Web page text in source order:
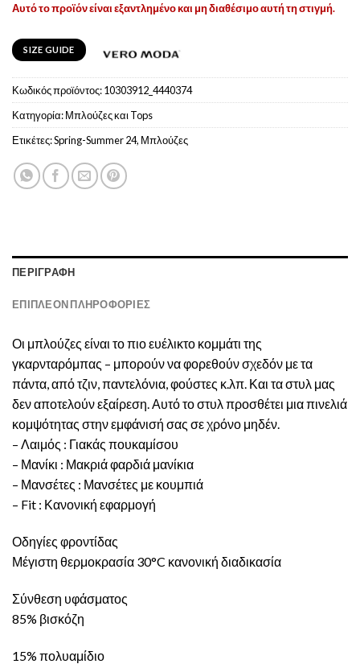
Αυτό το προϊόν είναι εξαντλημένο και μη διαθέσιμο αυτή τη στιγμή.
SIZE GUIDE
Κωδικός προϊόντος:10303912_4440374
Κατηγορία:Μπλούζες και Tops
Ετικέτες:Spring-Summer 24, Μπλούζες
ΠΕΡΙΓΡΑΦΉ
ΕΠΙΠΛΈΟΝ ΠΛΗΡΟΦΟΡΊΕΣ
Οι μπλούζες είναι το πιο ευέλικτο κομμάτι της
γκαρνταρόμπας – μπορούν να φορεθούν σχεδόν με τα
πάντα, από τζιν, παντελόνια, φούστες κ.λπ. Και τα στυλ μας
δεν αποτελούν εξαίρεση. Αυτό το στυλ προσθέτει μια πινελιά
κομψότητας στην εμφάνισή σας σε χρόνο μηδέν.
– Λαιμός : Γιακάς πουκαμίσου
– Μανίκι : Μακριά φαρδιά μανίκια
– Μανσέτες : Μανσέτες με κουμπιά
– Fit : Κανονική εφαρμογή
Οδηγίες φροντίδας
Μέγιστη θερμοκρασία 30°C κανονική διαδικασία
Σύνθεση υφάσματος
85% βισκόζη
15% πολυαμίδιο